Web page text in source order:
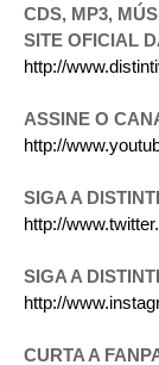
CDS, MP3,
SITE OFICIAL
http://
ASSINE O
http://
SIGA A
http://
SIGA A
http://
CURTA A